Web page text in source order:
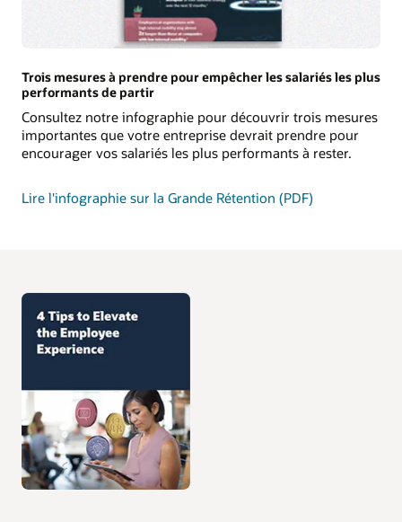
Trois mesures à prendre pour empêcher les salariés les plus
performants de partir
Consultez notre infographie pour découvrir trois mesures
importantes que votre entreprise devrait prendre pour
encourager vos salariés les plus performants à rester.
Lire l'infographie sur la Grande Rétention (PDF)